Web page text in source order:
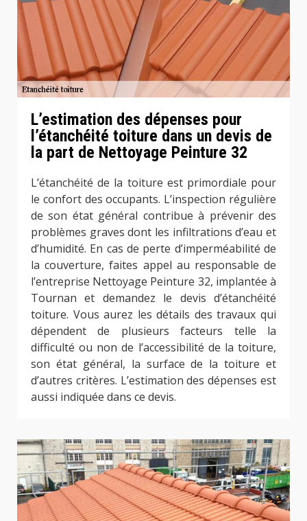
L’estimation des dépenses pour
l’étanchéité toiture dans un devis de
la part de Nettoyage Peinture 32
L’étanchéité de la toiture est primordiale pour
le confort des occupants. L’inspection régulière
de son état général contribue à prévenir des
problèmes graves dont les infiltrations d’eau et
d’humidité. En cas de perte d’imperméabilité de
la couverture, faites appel au responsable de
l’entreprise Nettoyage Peinture 32, implantée à
Tournan et demandez le devis d’étanchéité
toiture. Vous aurez les détails des travaux qui
dépendent de plusieurs facteurs telle la
difficulté ou non de l’accessibilité de la toiture,
son état général, la surface de la toiture et
d’autres critères. L’estimation des dépenses est
aussi indiquée dans ce devis.